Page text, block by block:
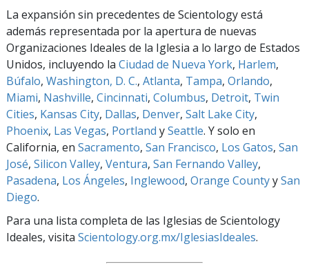
La expansión sin precedentes de Scientology está
además representada por la apertura de nuevas
Organizaciones Ideales de la Iglesia a lo largo de Estados
Unidos, incluyendo la Ciudad de Nueva York, Harlem,
Búfalo, Washington, D. C., Atlanta, Tampa, Orlando,
Miami, Nashville, Cincinnati, Columbus, Detroit, Twin
Cities, Kansas City, Dallas, Denver, Salt Lake City,
Phoenix, Las Vegas, Portland ySeattle. Y solo en
California, en Sacramento, San Francisco, Los Gatos, San
José, Silicon Valley, Ventura, San Fernando Valley,
Pasadena, Los Ángeles, Inglewood, Orange CountyySan
Diego.
Para una lista completa de las Iglesias de Scientology
Ideales, visita Scientology.org.mx/IglesiasIdeales.